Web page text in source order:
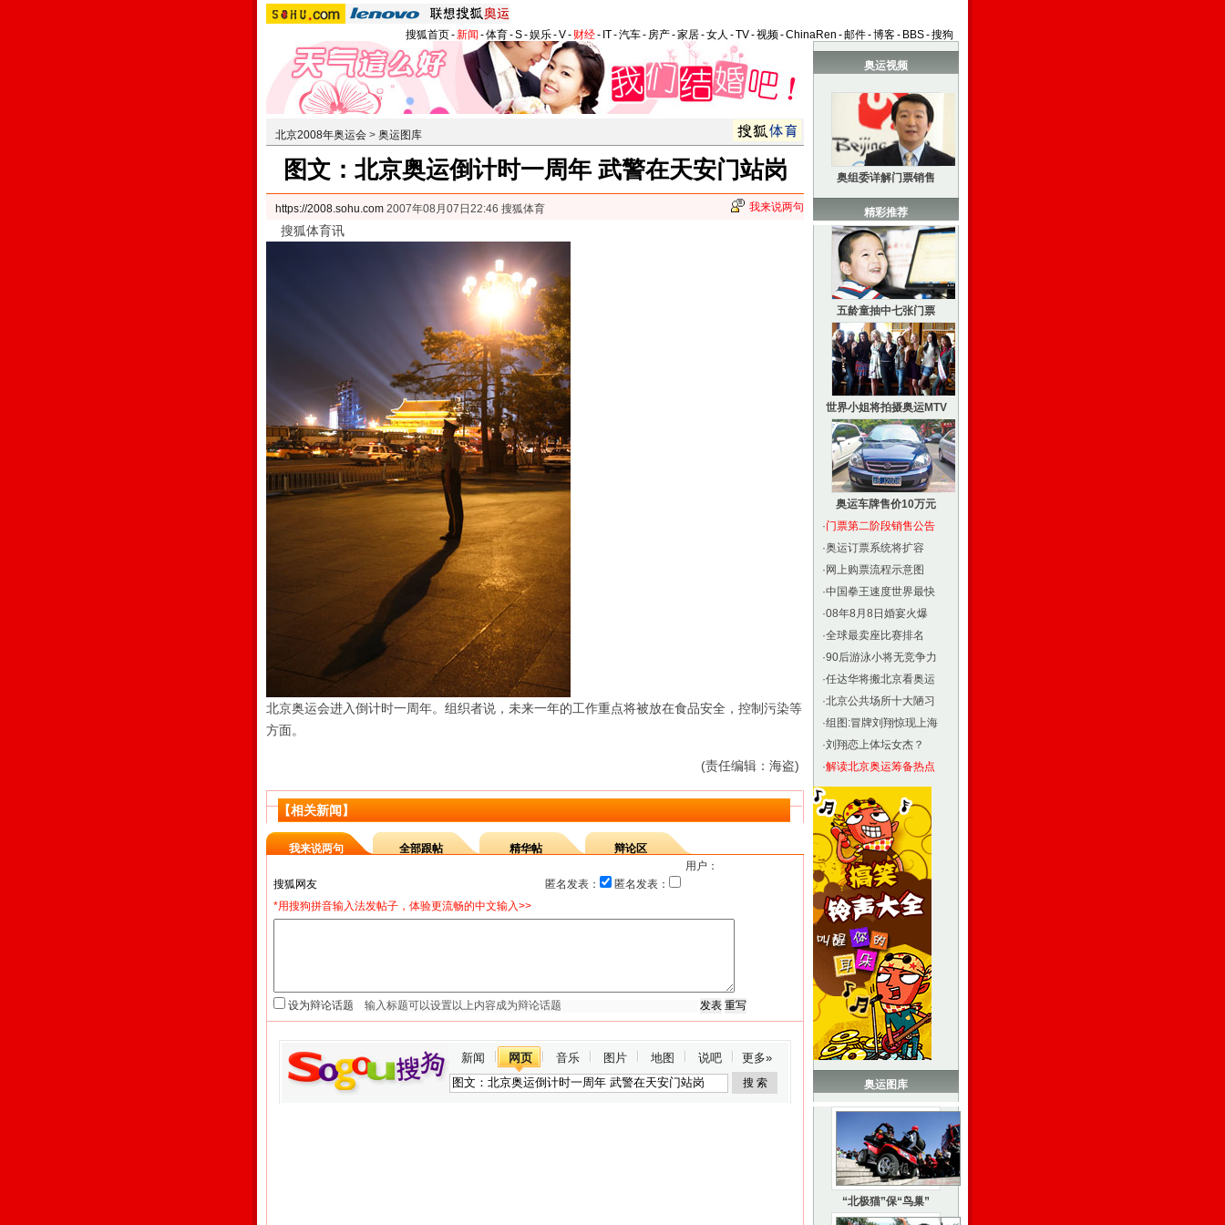
搜狐首页-新闻 -体育-S-娱乐-V- 财经- IT-汽车- 房产-家居-女人 -TV-视频-ChinaRen -邮件-博客- BBS-搜狗
北京2008年奥运会 > 奥运图库
图文：北京奥运倒计时一周年 武警在天安门站岗
https://2008.sohu.com 2007年08月07日22:46 搜狐体育 我来说两句
搜狐体育讯
北京奥运会进入倒计时一周年。组织者说，未来一年的工作重点将被放在食品安全，控制污染等
方面。
(责任编辑：海盗)
【相关新闻】
我来说两句 全部跟帖 精华帖
辩论区
用户：
匿名发表：
匿名发表：
*用搜狗拼音输入法发帖子，体验更流畅的中文输入>>
设为辩论话题
新闻 网页 音乐 图片 地图 说吧 更多»
奥运视频
奥组委详解门票销售
精彩推荐
五龄童抽中七张门票
世界小姐将拍摄奥运MTV
奥运车牌售价10万元
·门票第二阶段销售公告
·奥运订票系统将扩容
· 网上购票流程示意图
·中国拳王速度世界最快
·08年8月8日婚宴火爆
·全球最卖座比赛排名
·90后游泳小将无竞争力
·任达华将搬北京看奥运
·北京公共场所十大陋习
·组图:冒牌刘翔惊现上海
·刘翔恋上体坛女杰？
·解读北京奥运筹备热点
奥运图库
“北极猫”保“鸟巢”